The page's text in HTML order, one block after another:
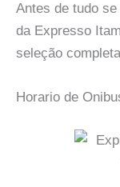
Antes de tudo
da Expresso
seleção
Horario de